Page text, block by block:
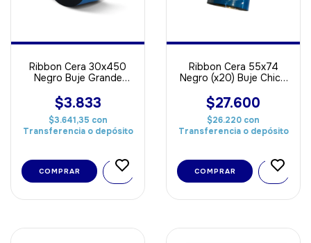
Ribbon Cera 30x450
Negro Buje Grande
$3.833
$3.641,35 con
Transferencia o depósito
COMPRAR
Ribbon Cera 55x74
Negro (x20) Buje Chico
$27.600
$26.220 con
Transferencia o depósito
COMPRAR